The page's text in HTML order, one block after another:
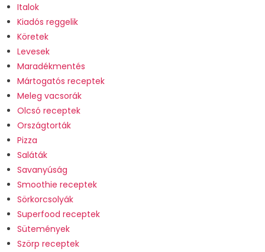
Italok
Kiadós reggelik
Köretek
Levesek
Maradékmentés
Mártogatós receptek
Meleg vacsorák
Olcsó receptek
Országtorták
Pizza
Saláták
Savanyúság
Smoothie receptek
Sörkorcsolyák
Superfood receptek
Sütemények
Szörp receptek